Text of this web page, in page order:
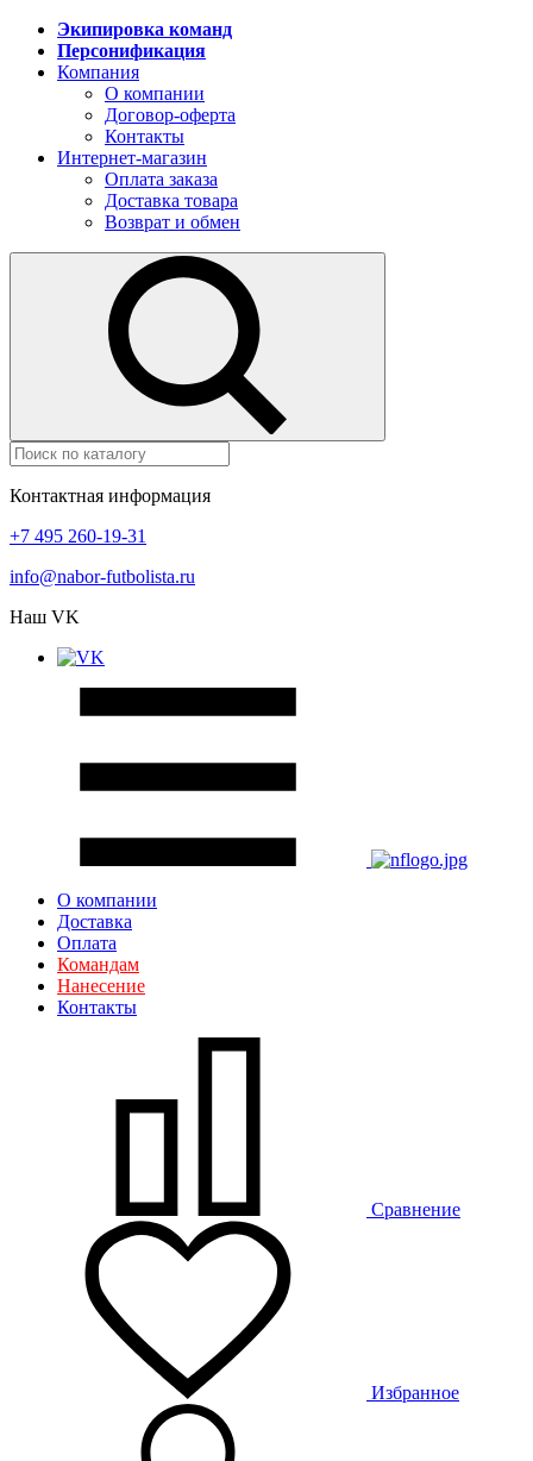
Экипировка команд
Персонификация
Компания
О компании
Договор-оферта
Контакты
Интернет-магазин
Оплата заказа
Доставка товара
Возврат и обмен
Контактная информация
+7 495 260-19-31
info@nabor-futbolista.ru
Наш VK
О компании
Доставка
Оплата
Командам
Нанесение
Контакты
Сравнение
Избранное